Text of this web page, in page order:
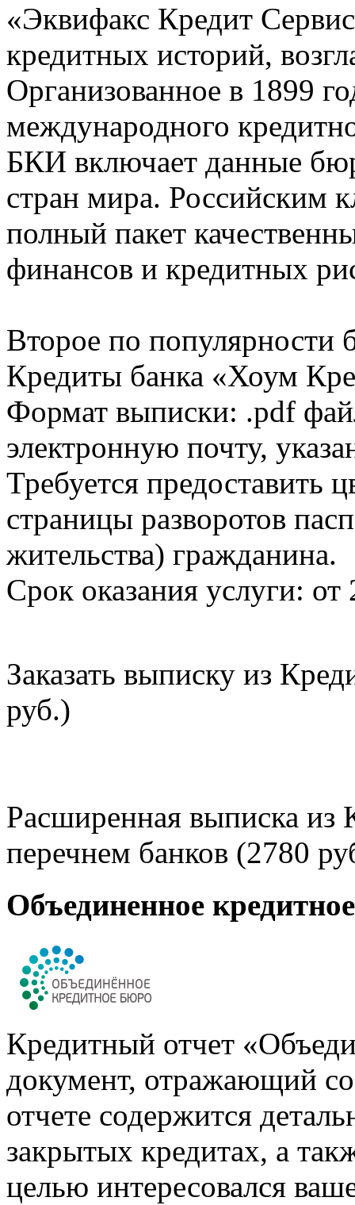
«Эквифакс Кредит
кредитных историй,
Организованное в 1899
международного
БКИ включает данные
стран мира. Российским
полный пакет
финансов и кредитных
Второе по популярности
Кредиты банка «Хоум
Формат выписки: .pdf
электронную почту,
Требуется предоставить
страницы разворотов
жительства) гражданина.
Срок оказания услуги: от
Заказать выписку из
руб.)
Расширенная выписка из
перечнем банков (2780
Объединенное
Кредитный отчет
документ, отражающий
отчете содержится
закрытых кредитах, а
целью интересовался